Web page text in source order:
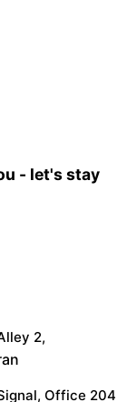
- let's stay
2,
Office 204